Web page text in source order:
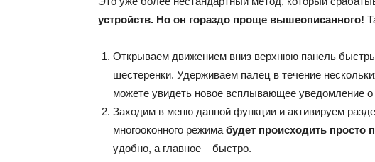
устройств. Но он гораздо проще вышеописанного!
Открываем движением вниз верхнюю панель
шестеренки. Удерживаем палец в течение
можете увидеть новое всплывающее уведомление
Заходим в меню данной функции и активируем
многооконного режима будет происходить просто
удобно, а главное – быстро.